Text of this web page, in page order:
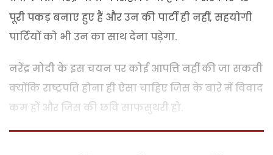
पूरी पकड़ बनाए हुए हैं और उन की पार्टी ही नहीं, सहयोगी
पार्टियों को भी उन का साथ देना पड़ेगा.
नरेंद्र मोदी के इस चयन पर कोई आपत्ति नहीं की जा सकती
क्योंकि राष्ट्रपति होना ही ऐसा चाहिए जिस के बारे में विवाद
कम हों और जिस की छवि साफसुथरी हो.